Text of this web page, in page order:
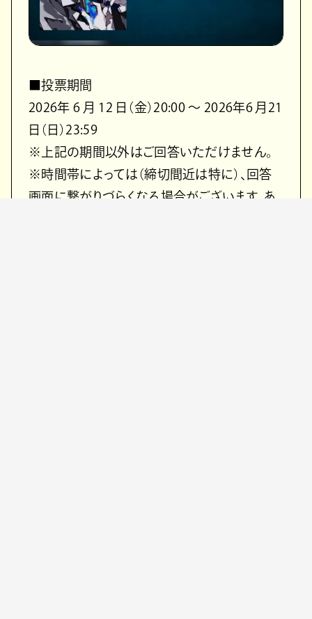
■投票期間
2026年 6 月 12 日（金）20:00 ～ 2026年6 月21
日（日）23:59
※上記の期間以外はご回答いただけません。
※時間帯によっては（締切間近は特に）、回答
画面に繋がりづらくなる場合がございます。あ